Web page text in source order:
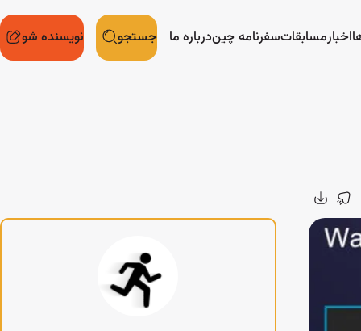
اخبارمسابقاتسفرنامه چیندرباره ما جستجو نویسنده شو